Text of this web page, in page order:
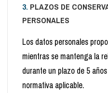
3.PLAZOS DE
PERSONALES
Los datos personales
mientras se mantenga la
durante un plazo de 5
normativa aplicable.